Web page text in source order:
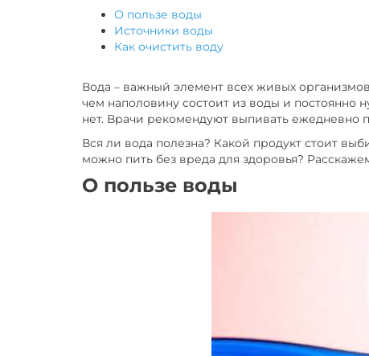
О пользе воды
Источники воды
Как очистить воду
Вода – важный элемент всех живых
чем наполовину состоит из воды и постоянно
нет. Врачи рекомендуют выпивать ежедневно
Вся ли вода полезна? Какой продукт стоит
можно пить без вреда для здоровья?
О пользе воды